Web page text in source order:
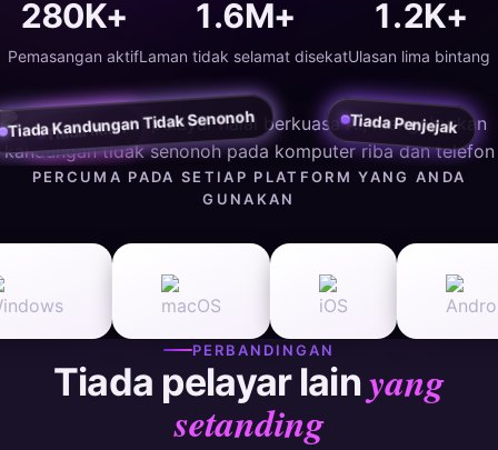
280K+
Pemasangan aktif
1.6M+
Laman tidak selamat disekat
1.2K+
Ulasan lima bintang
Tiada Iklan Tiada Penjejak
Tiada Kandungan Tidak Senonoh
PERCUMA PADA SETIAP PLATFORM YANG ANDA
GUNAKAN
PERBANDINGAN
Tiada pelayar lainyang
setanding